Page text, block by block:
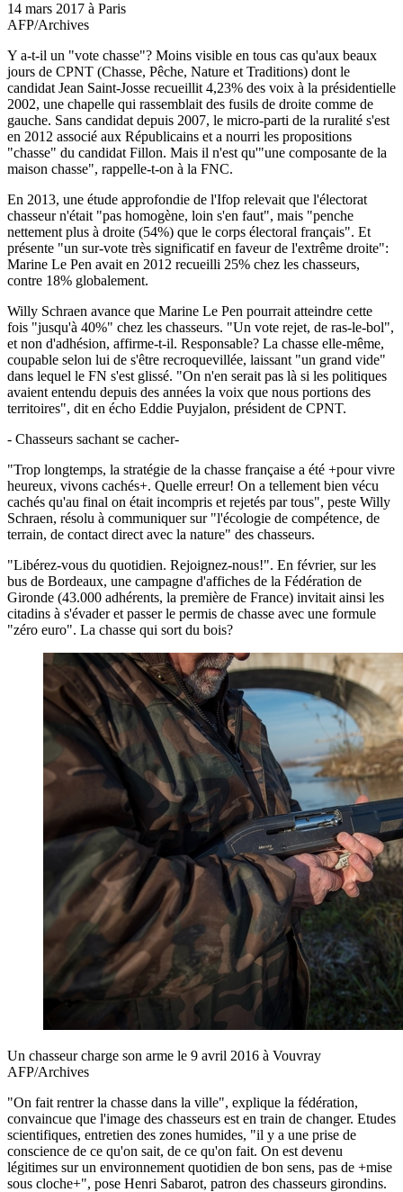
14 mars 2017 à Paris
AFP/Archives
Y a-t-il un "vote chasse"? Moins visible en tous cas qu'aux beaux
jours de CPNT (Chasse, Pêche, Nature et Traditions) dont le
candidat Jean Saint-Josse recueillit 4,23% des voix à la présidentielle
2002, une chapelle qui rassemblait des fusils de droite comme de
gauche. Sans candidat depuis 2007, le micro-parti de la ruralité s'est
en 2012 associé aux Républicains et a nourri les propositions
"chasse" du candidat Fillon. Mais il n'est qu'"une composante de la
maison chasse", rappelle-t-on à la FNC.
En 2013, une étude approfondie de l'Ifop relevait que l'électorat
chasseur n'était "pas homogène, loin s'en faut", mais "penche
nettement plus à droite (54%) que le corps électoral français". Et
présente "un sur-vote très significatif en faveur de l'extrême droite":
Marine Le Pen avait en 2012 recueilli 25% chez les chasseurs,
contre 18% globalement.
Willy Schraen avance que Marine Le Pen pourrait atteindre cette
fois "jusqu'à 40%" chez les chasseurs. "Un vote rejet, de ras-le-bol",
et non d'adhésion, affirme-t-il. Responsable? La chasse elle-même,
coupable selon lui de s'être recroquevillée, laissant "un grand vide"
dans lequel le FN s'est glissé. "On n'en serait pas là si les politiques
avaient entendu depuis des années la voix que nous portions des
territoires", dit en écho Eddie Puyjalon, président de CPNT.
- Chasseurs sachant se cacher-
"Trop longtemps, la stratégie de la chasse française a été +pour vivre
heureux, vivons cachés+. Quelle erreur! On a tellement bien vécu
cachés qu'au final on était incompris et rejetés par tous", peste Willy
Schraen, résolu à communiquer sur "l'écologie de compétence, de
terrain, de contact direct avec la nature" des chasseurs.
"Libérez-vous du quotidien. Rejoignez-nous!". En février, sur les
bus de Bordeaux, une campagne d'affiches de la Fédération de
Gironde (43.000 adhérents, la première de France) invitait ainsi les
citadins à s'évader et passer le permis de chasse avec une formule
"zéro euro". La chasse qui sort du bois?
Un chasseur charge son arme le 9 avril 2016 à Vouvray
AFP/Archives
"On fait rentrer la chasse dans la ville", explique la fédération,
convaincue que l'image des chasseurs est en train de changer. Etudes
scientifiques, entretien des zones humides, "il y a une prise de
conscience de ce qu'on sait, de ce qu'on fait. On est devenu
légitimes sur un environnement quotidien de bon sens, pas de +mise
sous cloche+", pose Henri Sabarot, patron des chasseurs girondins.